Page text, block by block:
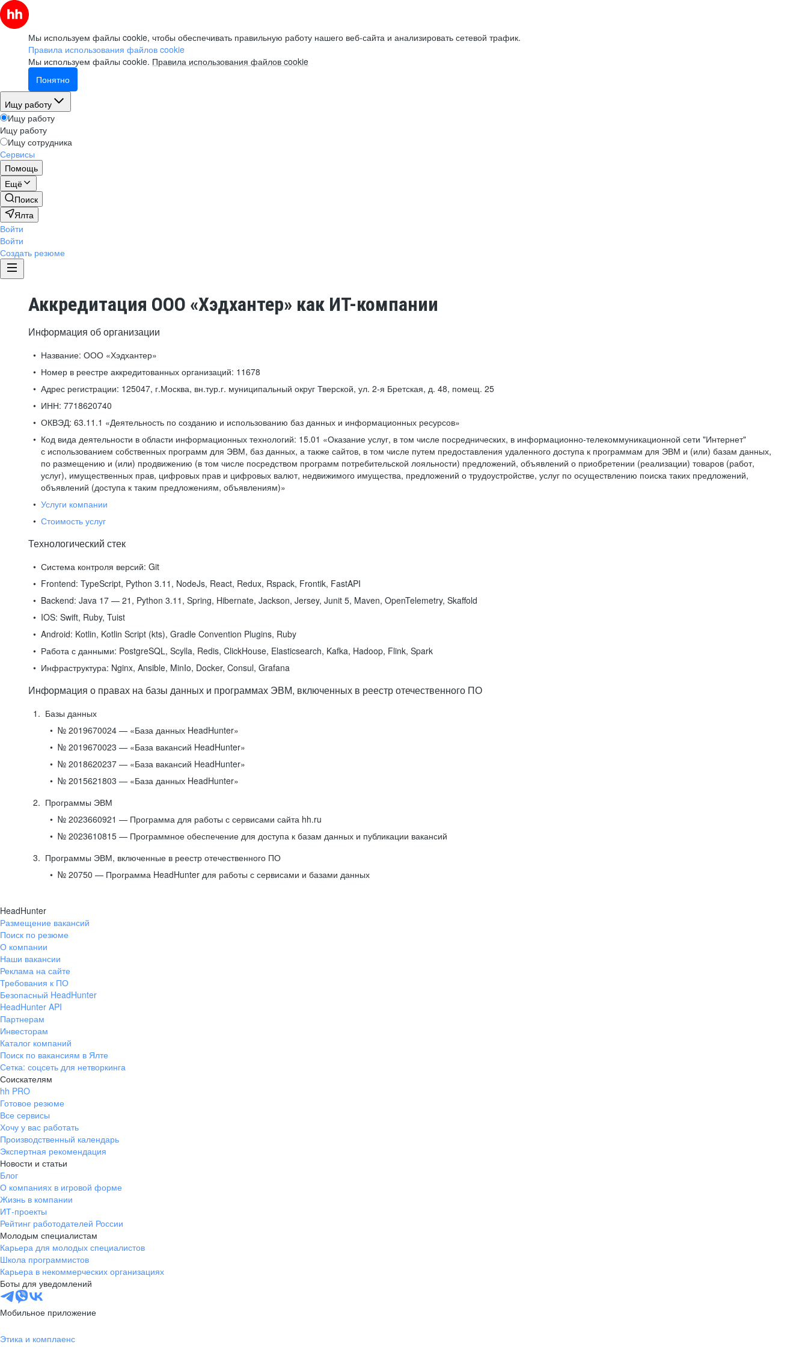
Мы используем файлы cookie, чтобы обеспечивать правильную работу нашего веб-сайта и анализировать сетевой трафик.
Правила использования файлов cookie
Мы используем файлы cookie. Правила использования файлов cookie
Понятно
Ищу работу
Ищу работу
Ищу работу
Ищу сотрудника
Сервисы
Помощь
Ещё
Поиск
Ялта
Войти
Войти
Создать резюме
Аккредитация ООО «Хэдхантер» как ИТ-компании
Информация об организации
Название: ООО «Хэдхантер»
Номер в реестре аккредитованных организаций: 11678
Адрес регистрации: 125047, г.Москва, вн.тур.г. муниципальный округ Тверской, ул. 2-я Бретская, д. 48, помещ. 25
ИНН: 7718620740
ОКВЭД: 63.11.1 «Деятельность по созданию и использованию баз данных и информационных ресурсов»
Код вида деятельности в области информационных технологий: 15.01 «Оказание услуг, в том числе посреднических, в информационно-телекоммуникационной сети "Интернет"
с использованием собственных программ для ЭВМ, баз данных, а также сайтов, в том числе путем предоставления удаленного доступа к программам для ЭВМ и (или) базам данных,
по размещению и (или) продвижению (в том числе посредством программ потребительской лояльности) предложений, объявлений о приобретении (реализации) товаров (работ,
услуг), имущественных прав, цифровых прав и цифровых валют, недвижимого имущества, предложений о трудоустройстве, услуг по осуществлению поиска таких предложений,
объявлений (доступа к таким предложениям, объявлениям)»
Услуги компании
Стоимость услуг
Технологический стек
Система контроля версий: Git
Frontend: TypeScript, Python 3.11, NodeJs, React, Redux, Rspack, Frontik, FastAPI
Backend: Java 17 — 21, Python 3.11, Spring, Hibernate, Jackson, Jersey, Junit 5, Maven, OpenTelemetry, Skaffold
IOS: Swift, Ruby, Tuist
Android: Kotlin, Kotlin Script (kts), Gradle Convention Plugins, Ruby
Работа с данными: PostgreSQL, Scylla, Redis, ClickHouse, Elasticsearch, Kafka, Hadoop, Flink, Spark
Инфраструктура: Nginx, Ansible, MinIo, Docker, Consul, Grafana
Информация о правах на базы данных и программах ЭВМ, включенных в реестр отечественного ПО
Базы данных
№ 2019670024 — «База данных HeadHunter»
№ 2019670023 — «База вакансий HeadHunter»
№ 2018620237 — «База вакансий HeadHunter»
№ 2015621803 — «База данных HeadHunter»
Программы ЭВМ
№ 2023660921 — Программа для работы с сервисами сайта hh.ru
№ 2023610815 — Программное обеспечение для доступа к базам данных и публикации вакансий
Программы ЭВМ, включенные в реестр отечественного ПО
№ 20750 — Программа HeadHunter для работы с сервисами и базами данных
HeadHunter
Размещение вакансий
Поиск по резюме
О компании
Наши вакансии
Реклама на сайте
Требования к ПО
Безопасный HeadHunter
HeadHunter API
Партнерам
Инвесторам
Каталог компаний
Поиск по вакансиям в Ялте
Сетка: соцсеть для нетворкинга
Соискателям
hh PRO
Готовое резюме
Все сервисы
Хочу у вас работать
Производственный календарь
Экспертная рекомендация
Новости и статьи
Блог
О компаниях в игровой форме
Жизнь в компании
ИТ-проекты
Рейтинг работодателей России
Молодым специалистам
Карьера для молодых специалистов
Школа программистов
Карьера в некоммерческих организациях
Боты для уведомлений
Мобильное приложение
Этика и комплаенс